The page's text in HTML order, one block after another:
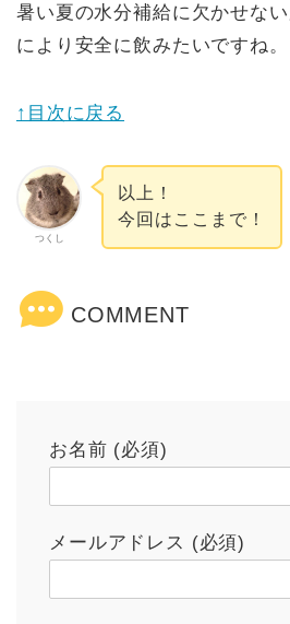
暑い夏の水分補給に欠かせな
により安全に飲みたいですね。
↑目次に戻る
つくし
以上！
今回はここまで！
COMMENT
お名前 (必須)
メールアドレス (必須)